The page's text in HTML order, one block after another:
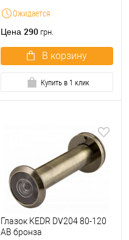
Ожидается
Цена 290 грн.
В корзину
Купить в 1 клик
Глазок KEDR DV204 80-120
AB бронза